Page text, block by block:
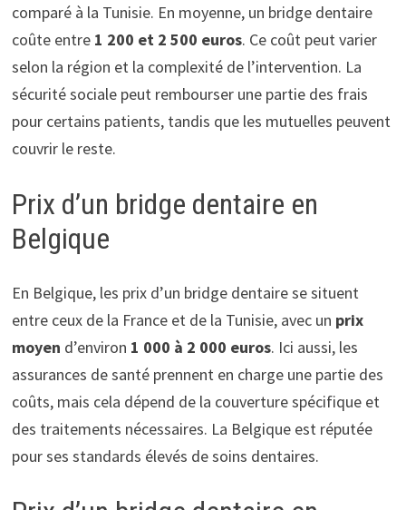
comparé à la Tunisie. En moyenne, un bridge dentaire
coûte entre 1 200 et 2 500 euros. Ce coût peut varier
selon la région et la complexité de l’intervention. La
sécurité sociale peut rembourser une partie des frais
pour certains patients, tandis que les mutuelles peuvent
couvrir le reste.
Prix d’un bridge dentaire en
Belgique
En Belgique, les prix d’un bridge dentaire se situent
entre ceux de la France et de la Tunisie, avec un prix
moyen d’environ 1 000 à 2 000 euros. Ici aussi, les
assurances de santé prennent en charge une partie des
coûts, mais cela dépend de la couverture spécifique et
des traitements nécessaires. La Belgique est réputée
pour ses standards élevés de soins dentaires.